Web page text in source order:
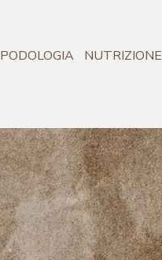
PODOLOGIA NUTRIZIONE